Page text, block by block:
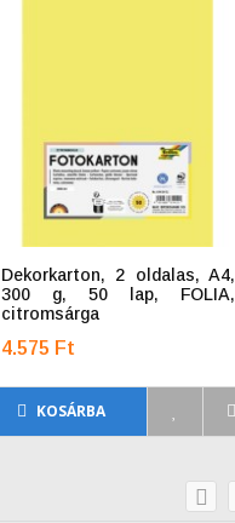
Dekorkarton, 2 oldalas, A4,
300 g, 50 lap, FOLIA,
citromsárga
4.575 Ft
KOSÁRBA